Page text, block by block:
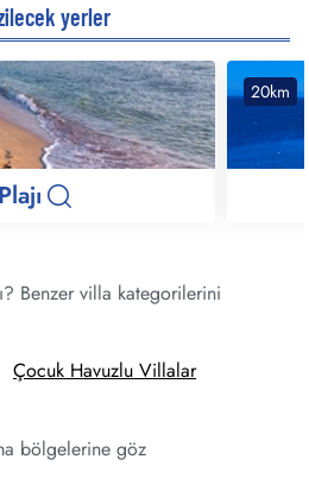
yerler
20km
Benzer villa kategorilerini
Çocuk Havuzlu Villalar
bölgelerine göz